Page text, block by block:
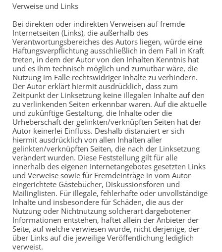
Verweise und Links
Bei direkten oder indirekten Verweisen auf fremde
Internetseiten (Links), die außerhalb des
Verantwortungsbereiches des Autors liegen, würde eine
Haftungsverpflichtung ausschließlich in dem Fall in Kraft
treten, in dem der Autor von den Inhalten Kenntnis hat
und es ihm technisch möglich und zumutbar wäre, die
Nutzung im Falle rechtswidriger Inhalte zu verhindern.
Der Autor erklärt hiermit ausdrücklich, dass zum
Zeitpunkt der Linksetzung keine illegalen Inhalte auf den
zu verlinkenden Seiten erkennbar waren. Auf die aktuelle
und zukünftige Gestaltung, die Inhalte oder die
Urheberschaft der gelinkten/verknüpften Seiten hat der
Autor keinerlei Einfluss. Deshalb distanziert er sich
hiermit ausdrücklich von allen Inhalten aller
gelinkten/verknüpften Seiten, die nach der Linksetzung
verändert wurden. Diese Feststellung gilt für alle
innerhalb des eigenen Internetangebotes gesetzten Links
und Verweise sowie für Fremdeinträge in vom Autor
eingerichtete Gästebücher, Diskussionsforen und
Mailinglisten. Für illegale, fehlerhafte oder unvollständige
Inhalte und insbesondere für Schäden, die aus der
Nutzung oder Nichtnutzung solcherart dargebotener
Informationen entstehen, haftet allein der Anbieter der
Seite, auf welche verwiesen wurde, nicht derjenige, der
über Links auf die jeweilige Veröffentlichung lediglich
verweist.